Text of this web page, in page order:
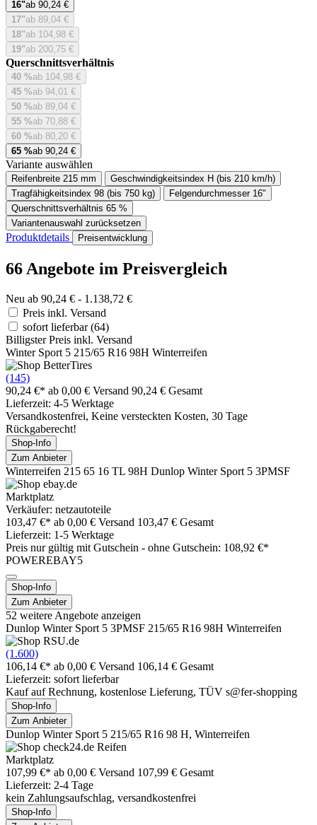
16"ab 90,24 €
17"ab 89,04 €
18"ab 104,98 €
19"ab 200,75 €
Querschnittsverhältnis
40 %ab 104,98 €
45 %ab 94,01 €
50 %ab 89,04 €
55 %ab 70,88 €
60 %ab 80,20 €
65 %ab 90,24 €
Variante auswählen
Reifenbreite 215 mm Geschwindigkeitsindex H (bis 210 km/h)
Tragfähigkeitsindex 98 (bis 750 kg) Felgendurchmesser 16"
Querschnittsverhältnis 65 %
Variantenauswahl zurücksetzen
Produktdetails Preisentwicklung
66 Angebote im Preisvergleich
Neu ab 90,24 € - 1.138,72 €
Preis inkl. Versand
sofort lieferbar(64)
Billigster Preis inkl. Versand
Winter Sport 5 215/65 R16 98H Winterreifen
(145)
90,24 €* ab 0,00 € Versand 90,24 € Gesamt
Lieferzeit: 4-5 Werktage
Versandkostenfrei, Keine versteckten Kosten, 30 Tage
Rückgaberecht!
Shop-Info
Zum Anbieter
Winterreifen 215 65 16 TL 98H Dunlop Winter Sport 5 3PMSF
Marktplatz
Verkäufer: netzautoteile
103,47 €* ab 0,00 € Versand 103,47 € Gesamt
Lieferzeit: 1-5 Werktage
Preis nur gültig mit Gutschein - ohne Gutschein: 108,92 €*
POWEREBAY5
Shop-Info
Zum Anbieter
52 weitere Angebote anzeigen
Dunlop Winter Sport 5 3PMSF 215/65 R16 98H Winterreifen
(1.600)
106,14 €* ab 0,00 € Versand 106,14 € Gesamt
Lieferzeit: sofort lieferbar
Kauf auf Rechnung, kostenlose Lieferung, TÜV s@fer-shopping
Shop-Info
Zum Anbieter
Dunlop Winter Sport 5 215/65 R16 98 H, Winterreifen
Marktplatz
107,99 €* ab 0,00 € Versand 107,99 € Gesamt
Lieferzeit: 2-4 Tage
kein Zahlungsaufschlag, versandkostenfrei
Shop-Info